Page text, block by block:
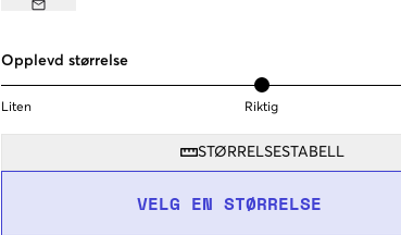
Opplevd størrelse
Liten Riktig
STØRRELSESTABELL
VELG EN STØRRELSE